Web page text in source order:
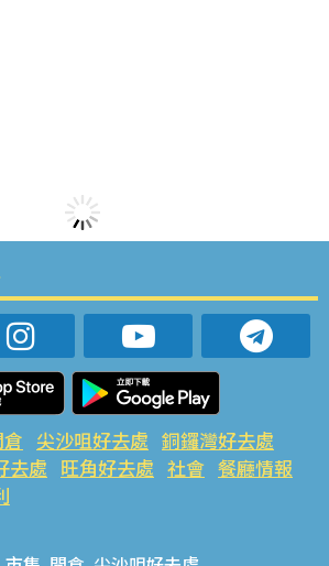
尖沙咀好去處 銅鑼灣好去處
去處 旺角好去處 社會 餐廳情報